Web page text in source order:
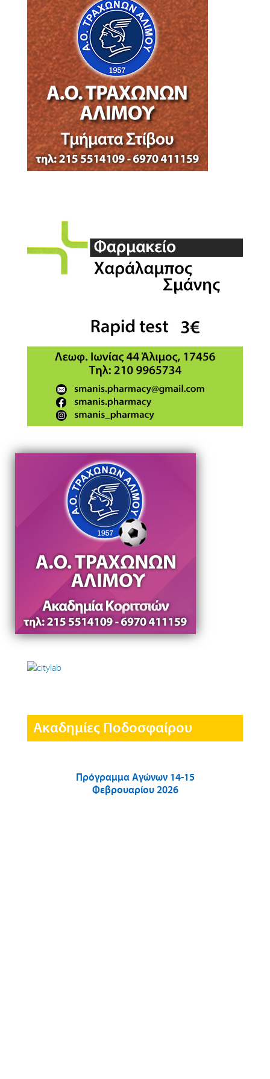
Ακαδημίες Ποδοσφαίρου
Πρόγραμμα Αγώνων 14-15
Φεβρουαρίου 2026